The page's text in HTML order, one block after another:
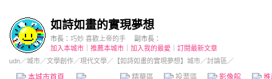
如詩如畫的實現夢想
市長： 巧妙 喜歡上帝的手
副市長：
加入本城市
推薦本城市 加入我的最愛
訂閱最新文章
udn／城市／文學創作／現代文學／ 【如詩如畫的實現夢想】城市／討論區／
本城市首頁 精華區 投票區 影像館